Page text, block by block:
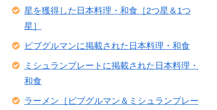
星を獲得した日本料理・和食［2つ星＆1つ
星］
ビブグルマンに掲載された日本料理・和食
ミシュランプレートに掲載された日本料理・
和食
ラーメン［ビブグルマン＆ミシュランプレー